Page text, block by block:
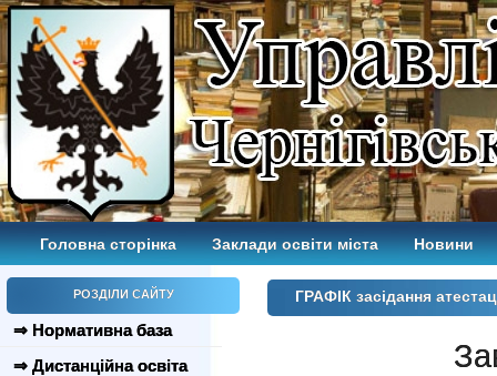
Головна сторінка Заклади освіти міста Новини
РОЗДІЛИ САЙТУ
⇒ Нормативна база
⇒ Дистанційна освіта
ГРАФІК засідання